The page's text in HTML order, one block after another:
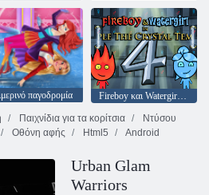
παγοδρομία
Fireboy και Watergirl 4: Crystal Temple
Παιχνίδια για τα κορίτσια
Ντύσου
Οθόνη αφής Html5 Android
Urban Glam
Warriors